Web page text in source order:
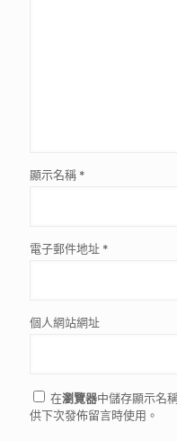
顯示名稱 *
電子郵件地址 *
個人網站網址
在瀏覽器中儲存顯示名
供下次發佈留言時使用。